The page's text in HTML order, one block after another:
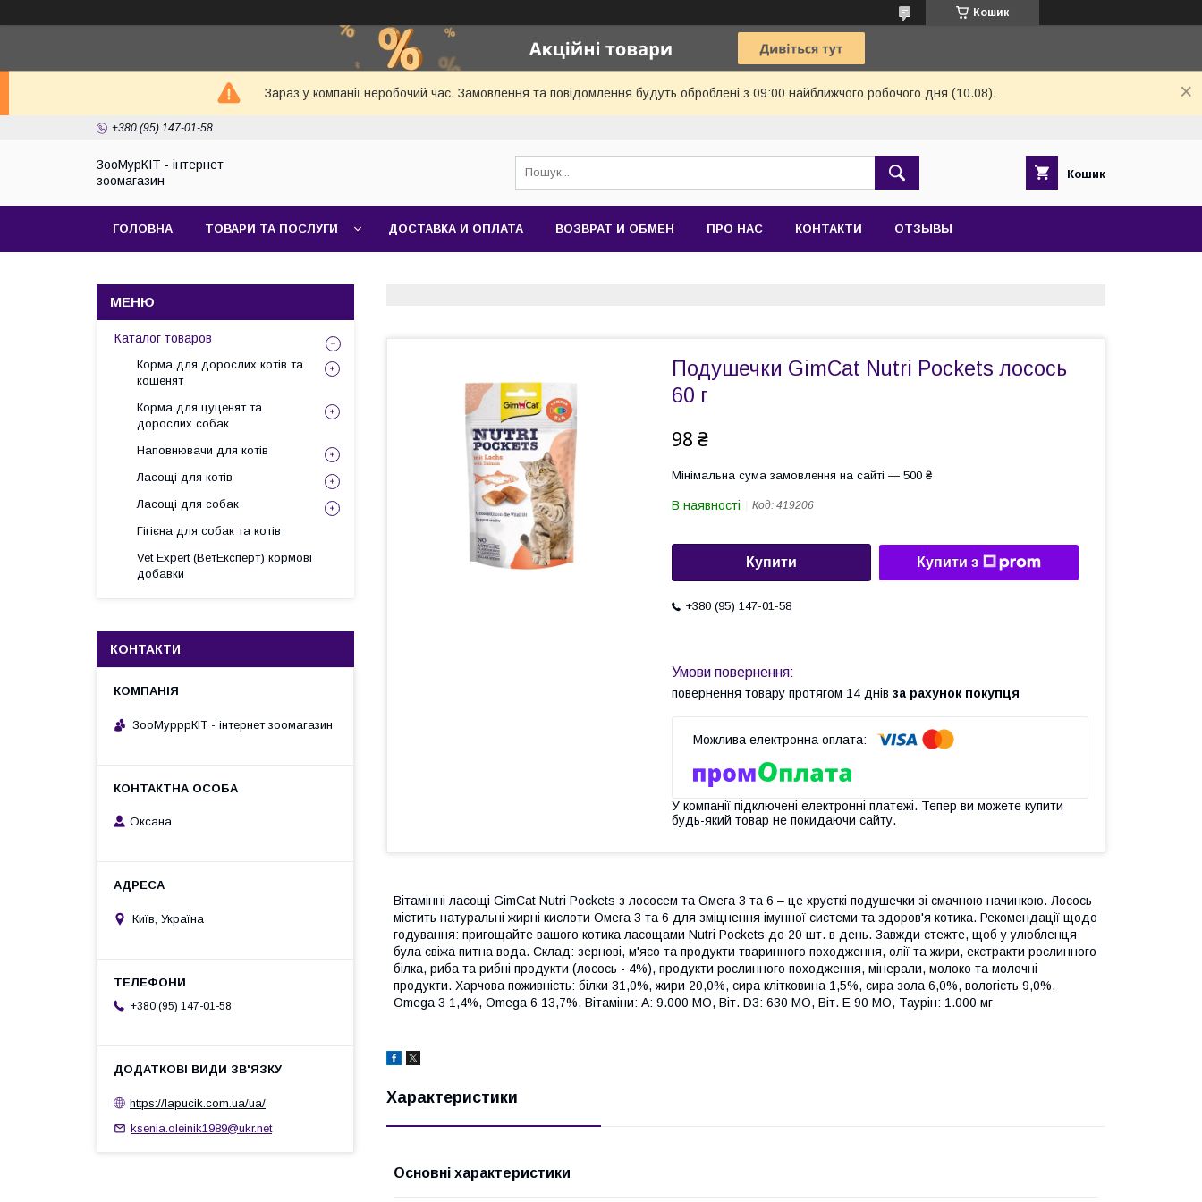
Кошик
Зараз у компанії неробочий час. Замовлення та повідомлення будуть оброблені з 09:00 найближчого робочого дня (10.08).
+380 (95) 147-01-58
ЗооМурКІТ - інтернет
зоомагазин
Кошик
ГОЛОВНА ТОВАРИ ТА ПОСЛУГИ ДОСТАВКА И ОПЛАТА ВОЗВРАТ И ОБМЕН ПРО НАС КОНТАКТИ ОТЗЫВЫ
Подушечки GimCat Nutri Pockets лосось
60 г
98 ₴
Мінімальна сума замовлення на сайті — 500 ₴
В наявності Код: 419206
Купити Купити з
+380 (95) 147-01-58
повернення товару протягом 14 днів за рахунок покупця
У компанії підключені електронні платежі. Тепер ви можете купити
будь-який товар не покидаючи сайту.
Вітамінні ласощі GimCat Nutri Pockets з лососем та Омега 3 та 6 – це хрусткі подушечки зі смачною начинкою. Лосось
містить натуральні жирні кислоти Омега 3 та 6 для зміцнення імунної системи та здоров'я котика. Рекомендації щодо
годування: пригощайте вашого котика ласощами Nutri Pockets до 20 шт. в день. Завжди стежте, щоб у улюбленця
була свіжа питна вода. Склад: зернові, м'ясо та продукти тваринного походження, олії та жири, екстракти рослинного
білка, риба та рибні продукти (лосось - 4%), продукти рослинного походження, мінерали, молоко та молочні
продукти. Харчова поживність: білки 31,0%, жири 20,0%, сира клітковина 1,5%, сира зола 6,0%, вологість 9,0%,
Omega 3 1,4%, Omega 6 13,7%, Вітаміни: A: 9.000 МО, Віт. D3: 630 МО, Віт. E 90 МО, Таурін: 1.000 мг
Характеристики
Основні характеристики
Каталог товаров
Корма для дорослих котів та
кошенят
Корма для цуценят та
дорослих собак
Наповнювачи для котів
Ласощі для котів
Ласощі для собак
Гігієна для собак та котів
Vet Expert (ВетЕксперт) кормові
добавки
КОНТАКТИ
ЗооМурррКІТ - інтернет зоомагазин
Оксана
Київ, Україна
+380 (95) 147-01-58
https://lapucik.com.ua/ua/
ksenia.oleinik1989@ukr.net